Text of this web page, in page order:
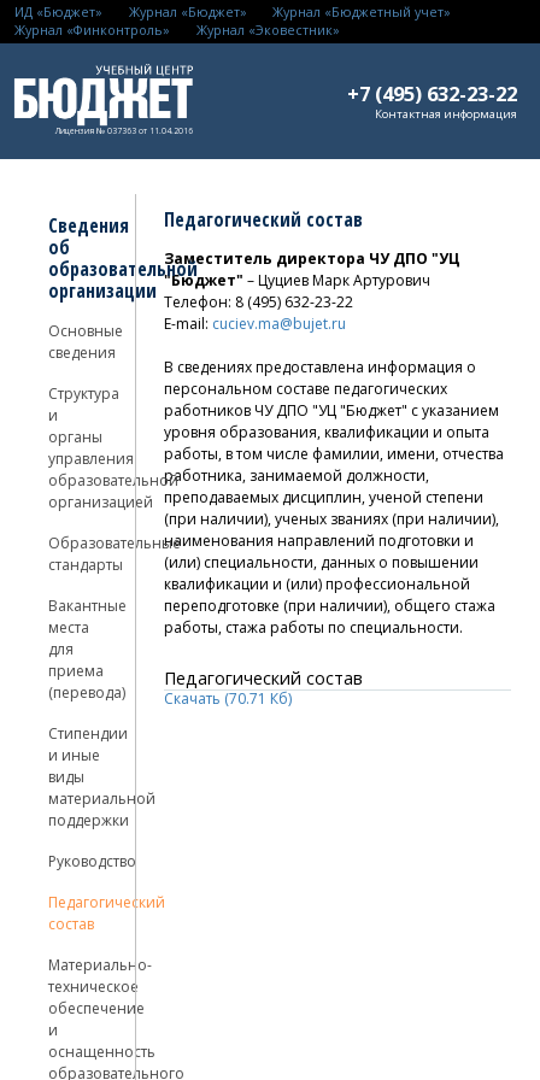
ИД «Бюджет» Журнал «Бюджет»
Журнал «Бюджетный учет»
Журнал «Финконтроль»
Журнал «Эковестник»
Лицензия № 037363 от 11.04.2016
+7 (495) 632-23-22
Контактная информация
Сведения
об
образовательной
организации
Основные
сведения
Структура
и
органы
управления
образовательной
организацией
Образовательные
стандарты
Вакантные
места
для
приема
(перевода)
Стипендии
и иные
виды
материальной
поддержки
Руководство
Педагогический
состав
Материально-
техническое
обеспечение
и
оснащенность
образовательного
Педагогический состав
Заместитель директора ЧУ ДПО "УЦ
"Бюджет" – Цуциев Марк Артурович
Телефон: 8 (495) 632-23-22
E-mail: cuciev.ma@bujet.ru
В сведениях предоставлена информация о
персональном составе педагогических
работников ЧУ ДПО "УЦ "Бюджет" с указанием
уровня образования, квалификации и опыта
работы, в том числе фамилии, имени, отчества
работника, занимаемой должности,
преподаваемых дисциплин, ученой степени
(при наличии), ученых званиях (при наличии),
наименования направлений подготовки и
(или) специальности, данных о повышении
квалификации и (или) профессиональной
переподготовке (при наличии), общего стажа
работы, стажа работы по специальности.
Педагогический состав
Скачать (70.71 Кб)